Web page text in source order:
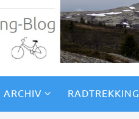
ARCHIV RADTREKKING